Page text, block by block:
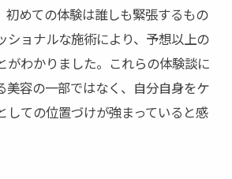
初めての体験は誰しも緊張するもの
ショナルな施術により、予想以上の
がわかりました。これらの体験談に
美容の一部ではなく、自分自身をケ
しての位置づけが強まっていると感